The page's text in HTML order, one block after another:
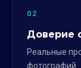
02
Доверие
Реальные
фотографий.